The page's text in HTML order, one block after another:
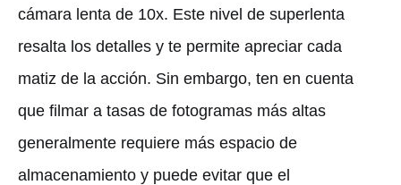
cámara lenta de 10x. Este nivel de superlenta
resalta los detalles y te permite apreciar cada
matiz de la acción. Sin embargo, ten en cuenta
que filmar a tasas de fotogramas más altas
generalmente requiere más espacio de
almacenamiento y puede evitar que el